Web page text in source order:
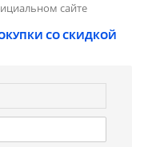
сайте
СО СКИДКОЙ